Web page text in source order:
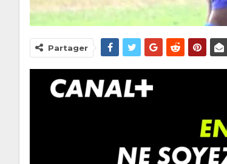
Partager